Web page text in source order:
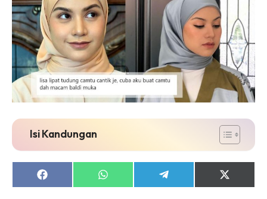
Isi Kandungan
Share
on
Share
on
Share
on
Share
on